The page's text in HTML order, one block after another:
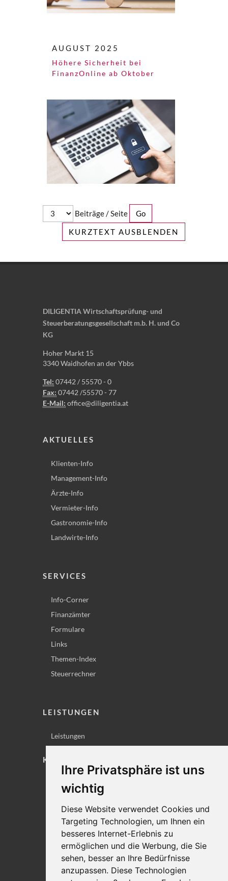
Ihre Privatsphäre ist uns
wichtig
Diese Website verwendet Cookies und
Targeting Technologien, um Ihnen ein
besseres Internet-Erlebnis zu
ermöglichen und die Werbung, die Sie
sehen, besser an Ihre Bedürfnisse
anzupassen. Diese Technologien
AUGUST 2025
Höhere Sicherheit bei
FinanzOnline ab Oktober
Beiträge / Seite
KURZTEXT AUSBLENDEN
DILIGENTIA Wirtschaftsprüfung- und
Steuerberatungsgesellschaft m.b. H. und Co
KG
Hoher Markt 15
3340 Waidhofen an der Ybbs
Tel: 07442 / 55570 - 0
Fax: 07442 /55570 - 77
E-Mail: office@diligentia.at
AKTUELLES
Klienten-Info
Management-Info
Ärzte-Info
Vermieter-Info
Gastronomie-Info
Landwirte-Info
SERVICES
Info-Corner
Finanzämter
Formulare
Links
Themen-Index
Steuerrechner
LEISTUNGEN
Leistungen
KONTAKT
Lageplan
Datenschutz
Cookie-Einstellungen